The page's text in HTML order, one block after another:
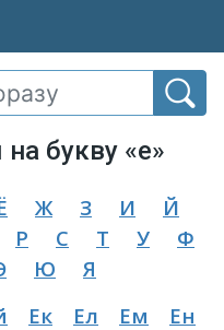
букву «е»
Ж З И
Й
Р С Т У
Ф
Ю
Я
Ек Ел Ем
Ен